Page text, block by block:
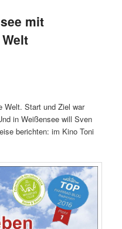
mit
Welt. Start und Ziel war
in Weißensee will Sven
berichten: im Kino Toni